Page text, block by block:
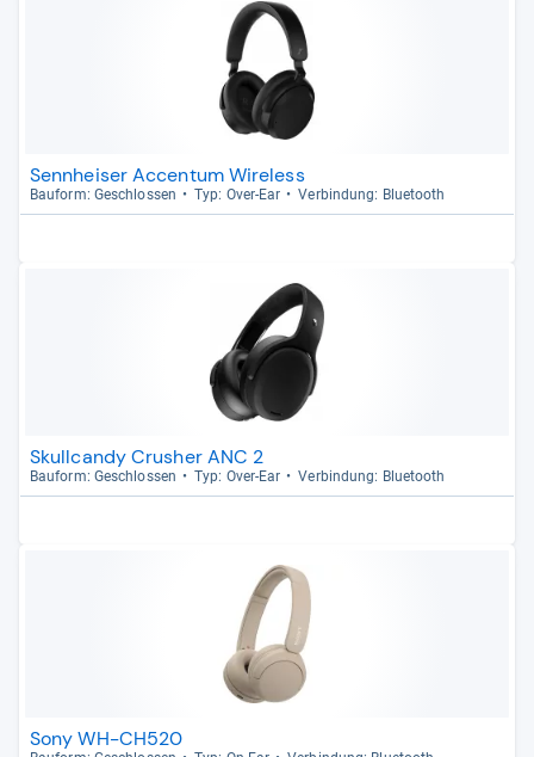
Sennheiser Accentum Wireless
Bau­form: Geschlos­sen Typ: Over-​Ear Ver­bin­dung: Blue­tooth
Skullcandy Crusher ANC 2
Bau­form: Geschlos­sen Typ: Over-​Ear Ver­bin­dung: Blue­tooth
Sony WH-CH520